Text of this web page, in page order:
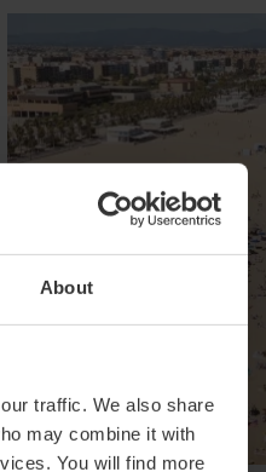
About
traffic. We also share
may combine it with
You will find more